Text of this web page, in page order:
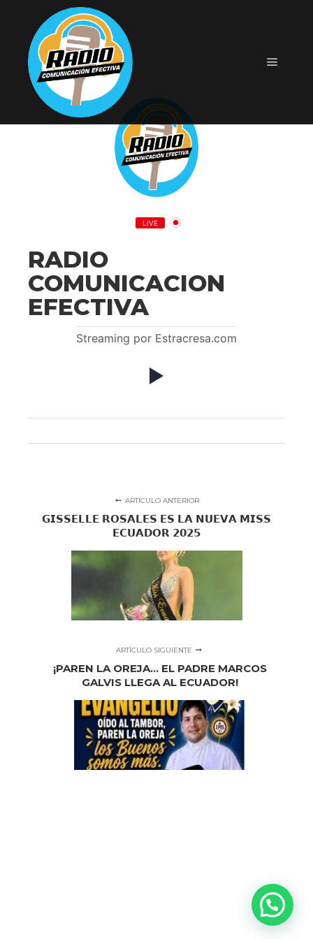
LIVE
RADIO
COMUNICACION
EFECTIVA
Streaming por Estracresa.com
ARTÍCULO ANTERIOR
𝗚𝗜𝗦𝗦𝗘𝗟𝗟𝗘 𝗥𝗢𝗦𝗔𝗟𝗘𝗦 𝗘𝗦 𝗟𝗔 𝗡𝗨𝗘𝗩𝗔 𝗠𝗜𝗦𝗦
𝗘𝗖𝗨𝗔𝗗𝗢𝗥 𝟮𝟬𝟮𝟱
ARTÍCULO SIGUIENTE
¡PAREN LA OREJA... EL PADRE MARCOS
GALVIS LLEGA AL ECUADOR!
document.querySelectorAll('.swiper').forEach(function(el) {
if (el.swiper) { el.swiper.params.autoplay = { delay: 2500,
disableOnInteraction: false }; el.swiper.autoplay.start(); } });